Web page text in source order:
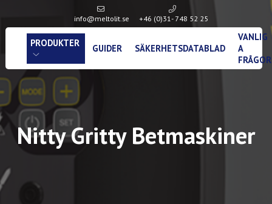
info@meltolit.se +46 (0)31- 748 52 25
PRODUKTER GUIDER SÄKERHETSDATABLAD
VANLIG
A
FRÅGOR
Nitty Gritty Betmaskiner